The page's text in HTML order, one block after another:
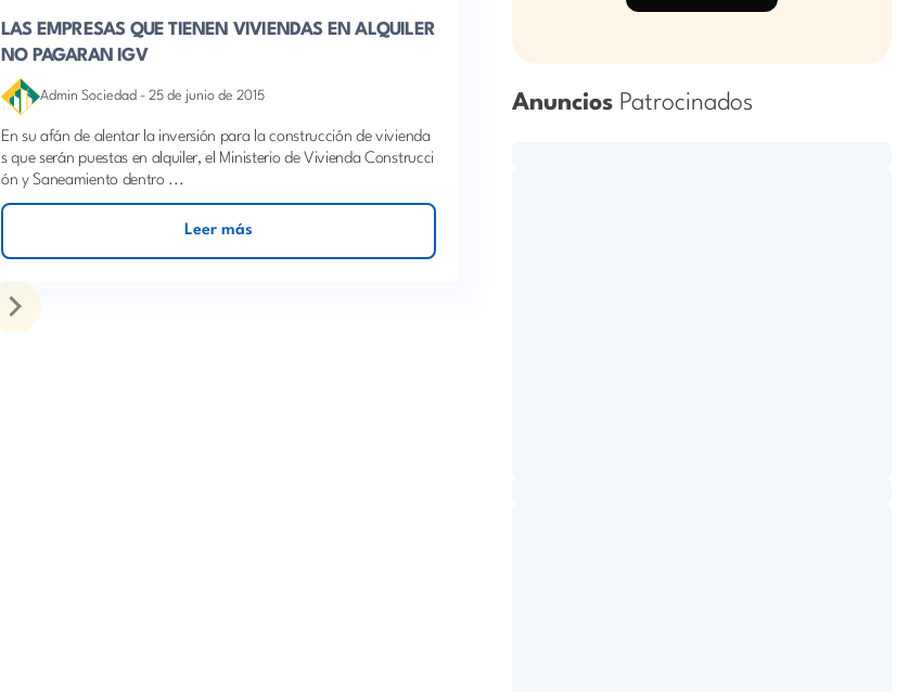
LAS EMPRESAS QUE TIENEN VIVIENDAS EN ALQUILER
NO PAGARAN IGV
Admin Sociedad - 25 de junio de 2015
En su afán de alentar la inversión para la construcción de vivienda
s que serán puestas en alquiler, el Ministerio de Vivienda Construcci
ón y Saneamiento dentro ...
Leer más
Anuncios Patrocinados